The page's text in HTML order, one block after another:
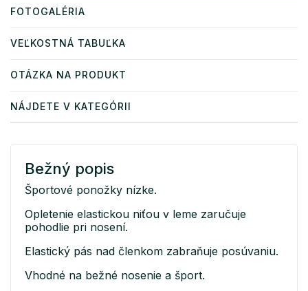
FOTOGALÉRIA
VEĽKOSTNÁ TABUĽKA
OTÁZKA NA PRODUKT
NÁJDETE V KATEGÓRII
Bežný popis
Športové ponožky nízke.
Opletenie elastickou niťou v leme zaručuje
pohodlie pri nosení.
Elastický pás nad členkom zabraňuje posúvaniu.
Vhodné na bežné nosenie a šport.